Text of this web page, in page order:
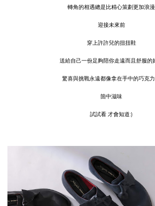
轉角的相遇總是比精心策劃更加浪漫
迎接未來前
穿上許許兒的扭扭鞋
送給自己一份足夠陪你走遠而且舒服的
驚喜與挑戰永遠都像拿在手中的巧克
箇中滋味
試試看 才會知道:)